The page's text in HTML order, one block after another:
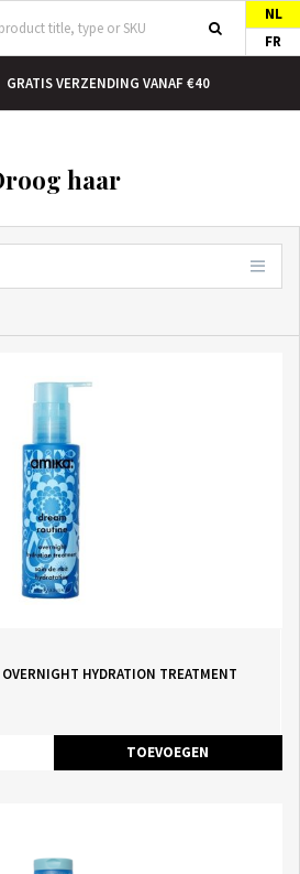
NL
FR
GRATIS VERZENDING VANAF €40
haar
HYDRATION TREATMENT
TOEVOEGEN